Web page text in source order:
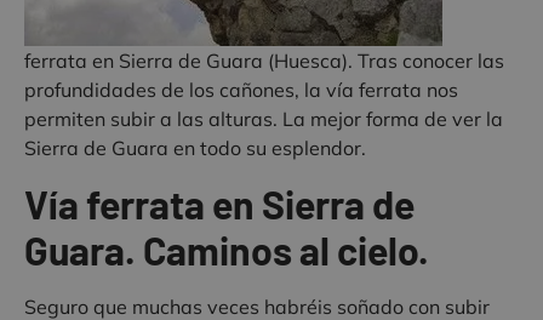
ferrata en Sierra de Guara (Huesca). Tras conocer las
profundidades de los cañones, la vía ferrata nos
permiten subir a las alturas. La mejor forma de ver la
Sierra de Guara en todo su esplendor.
Vía ferrata en Sierra de
Guara. Caminos al cielo.
Seguro que muchas veces habréis soñado con subir